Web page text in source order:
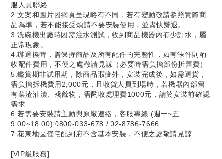
服人員聯絡
2.文案和圖片因網頁呈現略有不同，若有變動敬請參照實際商
品為準，若不能接受煩請不要安裝使用，並盡快辦退。
3.洗碗機出廠時因需注水測試，收到商品機器內有少許水，屬
正常現象。
4.辦退換時，需保持商品及所有配件的完整性，如有缺件則酌
收配件費用，不便之處敬請見諒（必要時需負擔部份折舊費）
5.鑑賞期非試用期，除商品瑕疵外，安裝完成後，如需退貨，
需負擔拆機費用2,000元，且收貨人員到場時，若機器內部留
有菜渣油漬、殘餘物，需酌收處理費1000元，請於安裝前確認
需求
6.若需要安裝請主動與原廠連絡，客服專線 (週一~五
9:00~18:00) 0800-033-678 / 02-8786-7666
7.花東地區僅宅配到府不含基本安裝，不便之處敬請見諒
[VIP級服務]